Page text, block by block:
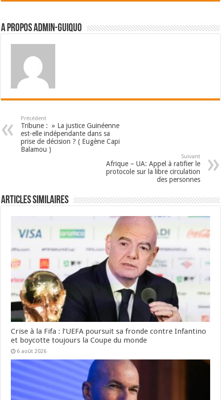
A propos admin-guiquo
Précédent
Tribune : » La justice Guinéenne
est-elle indépendante dans sa
prise de décision ? ( Eugène Capi
Balamou )
Suivant
Afrique – UA: Appel à ratifier le
protocole sur la libre circulation
des personnes
Articles Similaires
Crise à la Fifa : l’UEFA poursuit sa fronde contre Infantino
et boycotte toujours la Coupe du monde
6 août 2026